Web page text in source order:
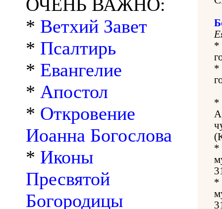
ОЧЕНЬ ВАЖНО:
* Ветхий Завет
* Псалтирь
* Евангелие
* Апостол
* Откровение
Иоанна Богослова
* Иконы
Пресвятой
Богородицы
*
*
*
*
*